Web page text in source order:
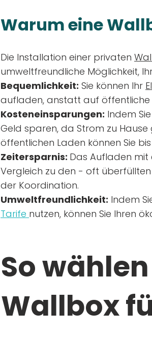
Warum eine
Die Installation einer privaten
umweltfreundliche Möglichkeit,
Bequemlichkeit: Sie können Ihr
aufladen, anstatt auf öffentliche
Kosteneinsparungen: Indem
Geld sparen, da Strom zu
öffentlichen Laden können Sie
Zeitersparnis: Das Aufladen mit
Vergleich zu den - oft
der Koordination.
Umweltfreundlichkeit: Indem
Tarife nutzen, können Sie Ihren
So
Wallbox